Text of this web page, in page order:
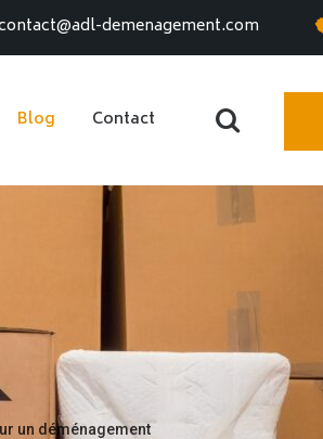
demenagement.com
Blog Contact
un déménagement